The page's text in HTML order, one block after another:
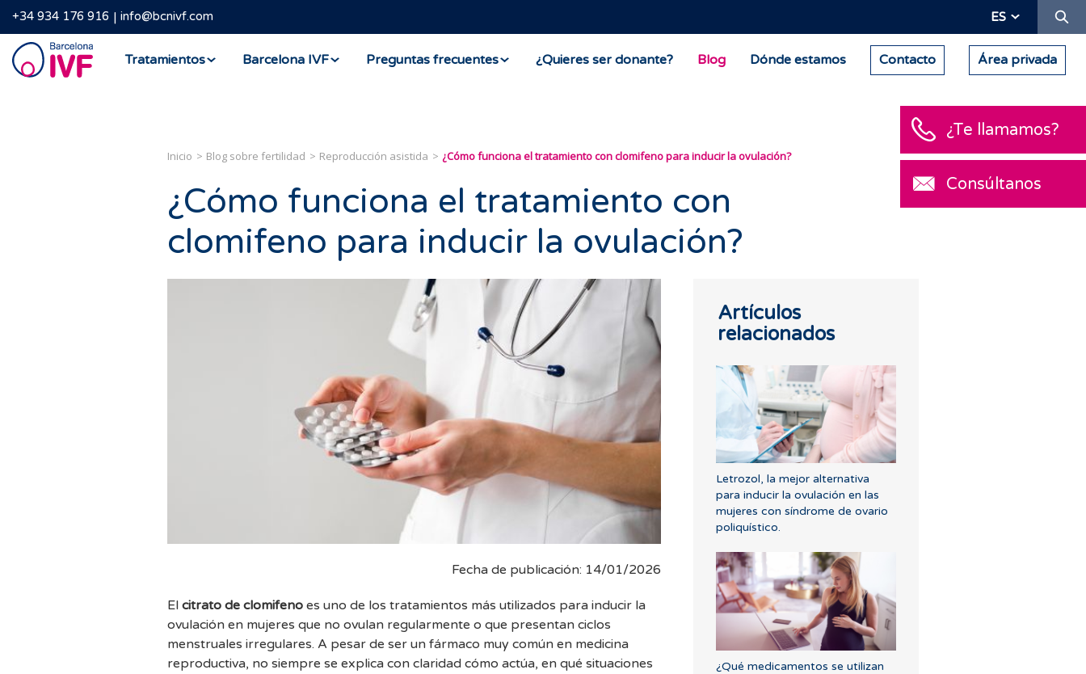
+34 934 176 916 info@bcnivf.com ES
Barcelona
IVF
Tratamientos Barcelona IVF Preguntas frecuentes ¿Quieres ser donante? Blog Dónde estamos Contacto Área privada
Inicio Blog sobre fertilidad Reproducción asistida ¿Cómo funciona el tratamiento con clomifeno para inducir la ovulación?
¿Cómo funciona el tratamiento con
clomifeno para inducir la ovulación?
Fecha de publicación: 14/01/2026
El citrato de clomifeno es uno de los tratamientos más utilizados para inducir la
ovulación en mujeres que no ovulan regularmente o que presentan ciclos
menstruales irregulares. A pesar de ser un fármaco muy común en medicina
reproductiva, no siempre se explica con claridad cómo actúa, en qué situaciones
Artículos
relacionados
Letrozol, la mejor alternativa
para inducir la ovulación en las
mujeres con síndrome de ovario
poliquístico.
¿Qué medicamentos se utilizan
¿Te llamamos?
Consúltanos